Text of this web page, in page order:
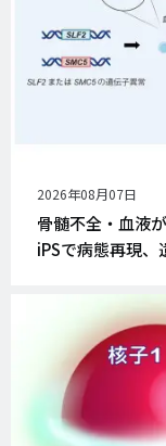
公
開
日
2026年08月07日
骨髄不全・血液
iPSで病態再現